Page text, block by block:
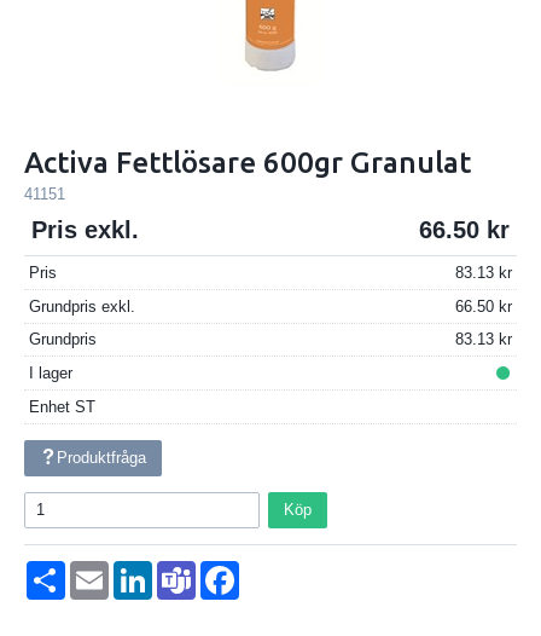
Activa Fettlösare 600gr Granulat
41151
Pris exkl. 66.50
Pris
83.13
Grundpris exkl.
66.50
Grundpris
83.13
I lager
Enhet ST
Produktfråga
Köp
Dela Email LinkedInTeams